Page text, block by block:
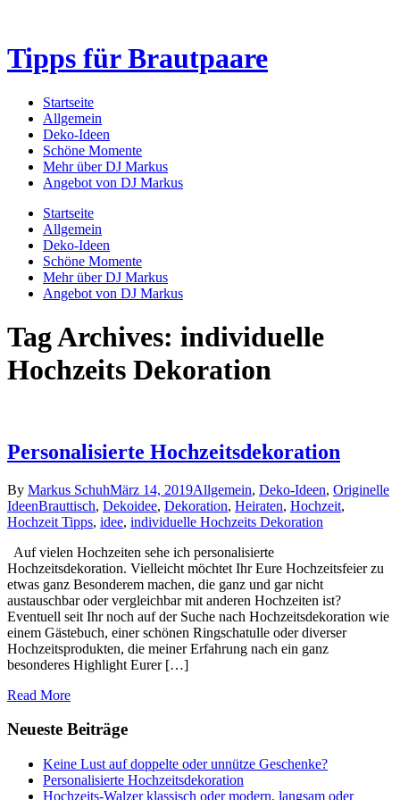
Tipps für Brautpaare
Startseite
Allgemein
Deko-Ideen
Schöne Momente
Mehr über DJ Markus
Angebot von DJ Markus
Startseite
Allgemein
Deko-Ideen
Schöne Momente
Mehr über DJ Markus
Angebot von DJ Markus
Tag Archives: individuelle
Hochzeits Dekoration
Personalisierte Hochzeitsdekoration
By Markus SchuhMärz 14, 2019Allgemein, Deko-Ideen, Originelle
IdeenBrauttisch, Dekoidee, Dekoration, Heiraten, Hochzeit,
Hochzeit Tipps, idee, individuelle Hochzeits Dekoration
Auf vielen Hochzeiten sehe ich personalisierte
Hochzeitsdekoration. Vielleicht möchtet Ihr Eure Hochzeitsfeier zu
etwas ganz Besonderem machen, die ganz und gar nicht
austauschbar oder vergleichbar mit anderen Hochzeiten ist?
Eventuell seit Ihr noch auf der Suche nach Hochzeitsdekoration wie
einem Gästebuch, einer schönen Ringschatulle oder diverser
Hochzeitsprodukten, die meiner Erfahrung nach ein ganz
besonderes Highlight Eurer […]
Read More
Neueste Beiträge
Keine Lust auf doppelte oder unnütze Geschenke?
Personalisierte Hochzeitsdekoration
Hochzeits-Walzer klassisch oder modern, langsam oder